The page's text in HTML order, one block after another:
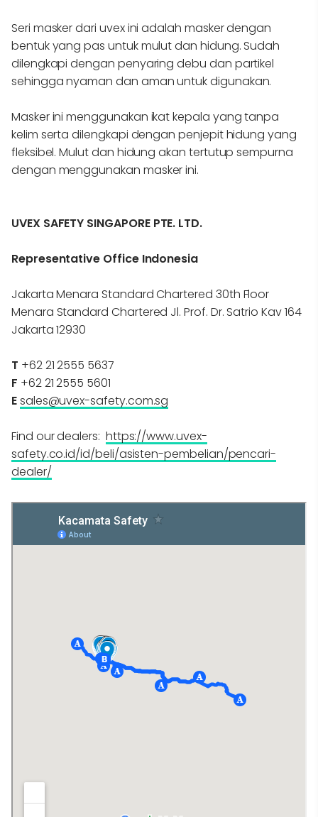
Seri masker dari uvex ini adalah masker dengan
bentuk yang pas untuk mulut dan hidung. Sudah
dilengkapi dengan penyaring debu dan partikel
sehingga nyaman dan aman untuk digunakan.
Masker ini menggunakan ikat kepala yang tanpa
kelim serta dilengkapi dengan penjepit hidung yang
fleksibel. Mulut dan hidung akan tertutup sempurna
dengan menggunakan masker ini.
UVEX SAFETY SINGAPORE PTE. LTD.
Representative Office Indonesia
Jakarta Menara Standard Chartered 30th Floor
Menara Standard Chartered Jl. Prof. Dr. Satrio Kav 164
Jakarta 12930
T +62 21 2555 5637
F +62 21 2555 5601
Esales@uvex-safety.com.sg
Find our dealers: https://www.uvex-
safety.co.id/id/beli/asisten-pembelian/pencari-
dealer/